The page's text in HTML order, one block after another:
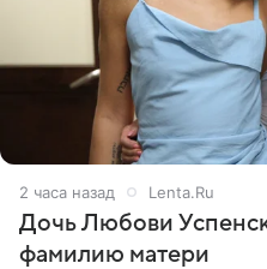
2 часа назад Lenta.Ru
Дочь Любови
фамилию матери